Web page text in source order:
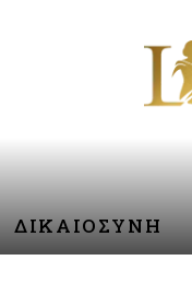
ΔΙΚΑΙΟΣΥΝΗ